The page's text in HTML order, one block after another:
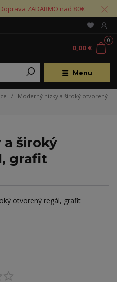
ZADARMO nad 80€
Menu
0
0,00 €
Moderný nízky a široký otvorený
a široký
grafit